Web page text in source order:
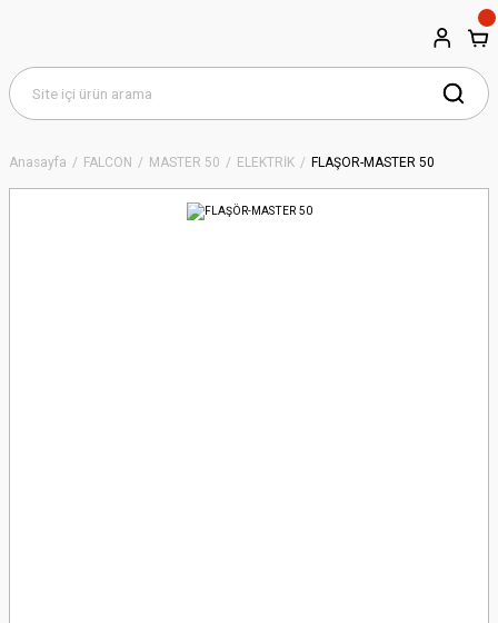
Anasayfa FALCON MASTER 50 ELEKTRİK FLAŞÖR-MASTER 50